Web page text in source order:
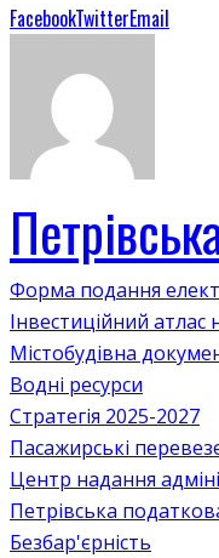
FacebookTwitterEmail
Форма подання
Інвестиційний
Містобудівна
Водні ресурси
Стратегія 2025-2027
Пасажирські
Центр надання
Петрівська
Безбар'єрність